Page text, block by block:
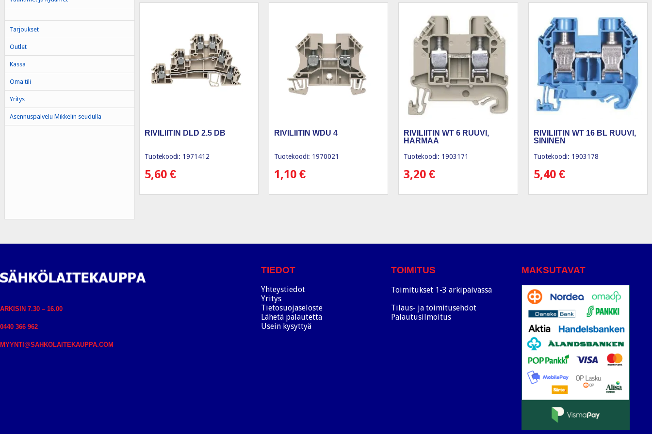
RIVILIITIN DLD 2.5 DB
Tuotekoodi: 1971412
5,60 €
RIVILIITIN WDU 4
Tuotekoodi: 1970021
1,10€
RIVILIITIN WT 6 RUUVI,
HARMAA
Tuotekoodi: 1903171
3,20€
RIVILIITIN WT 16 BL RUUVI,
SININEN
Tuotekoodi: 1903178
5,40 €
Tarjoukset
Outlet
Kassa
Oma tili
Yritys
Asennuspalvelu Mikkelin seudulla
ARKISIN 7.30 – 16.00
0440 366 962
MYYNTI@SAHKOLAITEKAUPPA.COM
TIEDOT
Yhteystiedot
Yritys
Tietosuojaseloste
Lähetä palautetta
Usein kysyttyä
TOIMITUS
Toimitukset 1-3 arkipäivässä
Tilaus- ja toimitusehdot
Palautusilmoitus
MAKSUTAVAT